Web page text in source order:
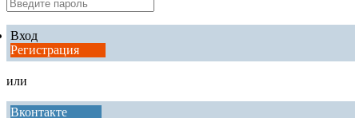
Вход
Регистрация
или
Вконтакте